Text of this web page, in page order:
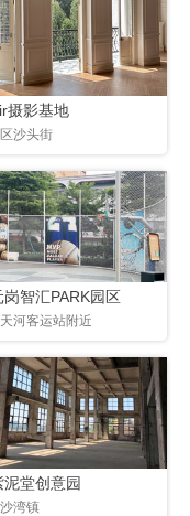
摄影基地
沙头街
岗智汇PARK园区
河客运站附近
泥堂创意园
湾镇